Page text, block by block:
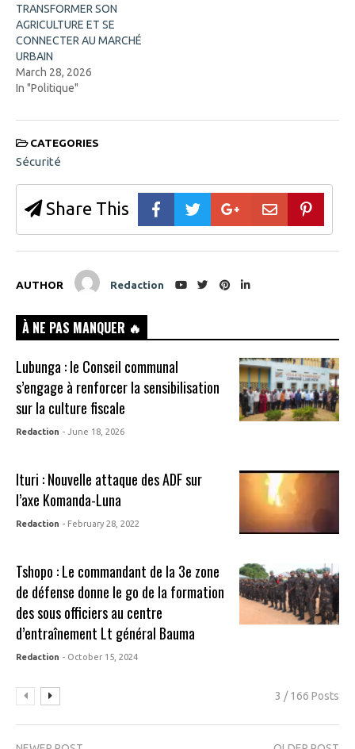
TRANSFORMER SON
AGRICULTURE ET SE
CONNECTER AU MARCHÉ
URBAIN
March 28, 2026
In "Politique"
CATEGORIES
Sécurité
Share This
AUTHOR Redaction
À NE PAS MANQUER 🔥
Lubunga : le Conseil communal
s’engage à renforcer la sensibilisation
sur la culture fiscale
Redaction - June 18, 2026
Ituri : Nouvelle attaque des ADF sur
l’axe Komanda-Luna
Redaction - February 28, 2022
Tshopo : Le commandant de la 3e zone
de défense donne le go de la formation
des sous officiers au centre
d’entraînement Lt général Bauma
Redaction - October 15, 2024
3 / 166 Posts